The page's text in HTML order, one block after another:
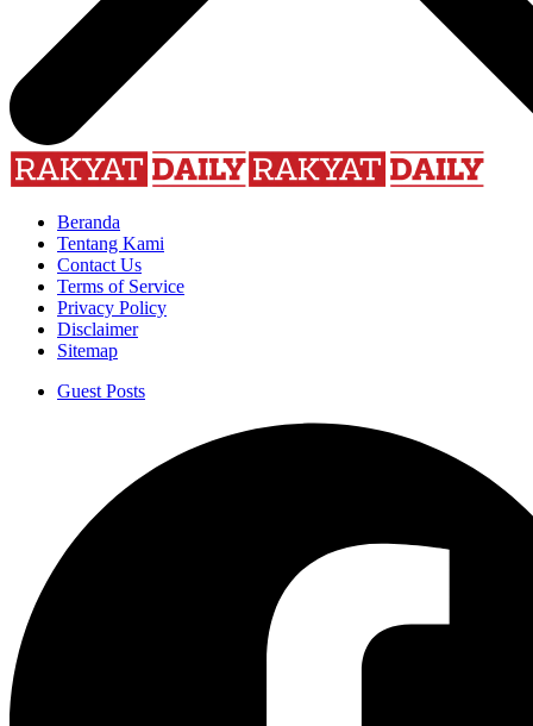
Beranda
Tentang Kami
Contact Us
Terms of Service
Privacy Policy
Disclaimer
Sitemap
Guest Posts